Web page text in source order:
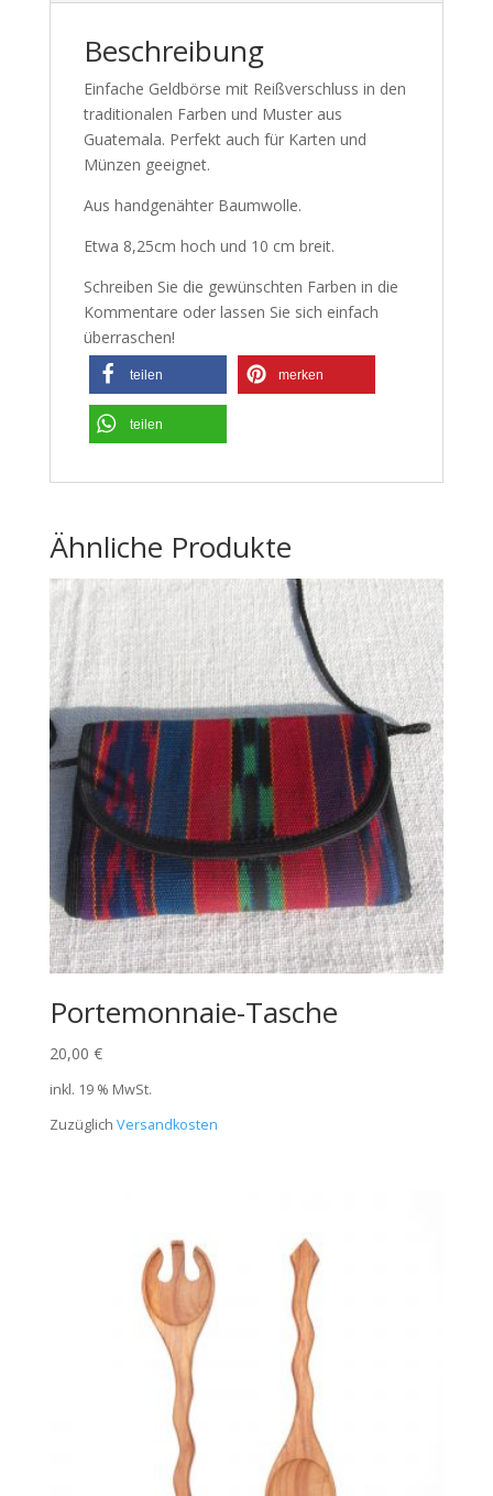
Beschreibung
Einfache Geldbörse mit Reißverschluss in den
traditionalen Farben und Muster aus
Guatemala. Perfekt auch für Karten und
Münzen geeignet.
Aus handgenähter Baumwolle.
Etwa 8,25cm hoch und 10 cm breit.
Schreiben Sie die gewünschten Farben in die
Kommentare oder lassen Sie sich einfach
überraschen!
teilen merken
teilen
Ähnliche Produkte
Portemonnaie-Tasche
20,00 €
inkl. 19 % MwSt.
Zuzüglich Versandkosten